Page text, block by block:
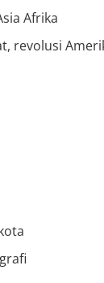
Afrika
revolusi